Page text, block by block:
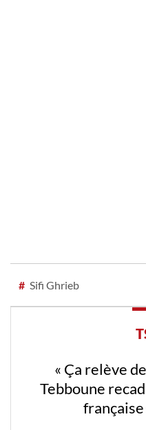
# Sifi Ghrieb
« Ça relève
Tebboune
française